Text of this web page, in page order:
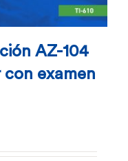
AZ-104
examen